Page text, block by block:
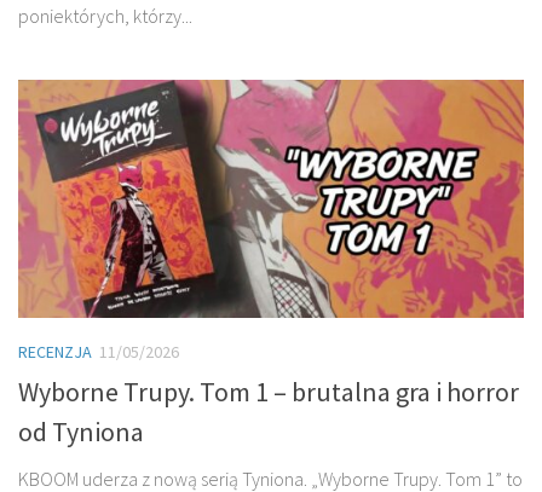
poniektórych, którzy...
RECENZJA 11/05/2026
Wyborne Trupy. Tom 1 – brutalna gra i horror
od Tyniona
KBOOM uderza z nową serią Tyniona. „Wyborne Trupy. Tom 1” to